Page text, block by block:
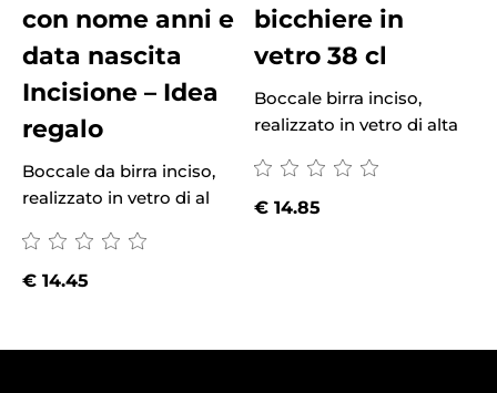
con nome anni e
data nascita
Incisione – Idea
regalo
Boccale da birra inciso,
realizzato in vetro di al
€14.45
bicchiere in
vetro 38 cl
Boccale birra inciso,
realizzato in vetro di alta
€ 14.85